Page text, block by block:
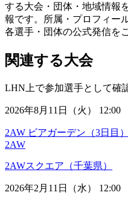
する大会・団体・地域情報
報です。所属・プロフィー
各選手・団体の公式発信を
関連する大会
LHN上で参加選手として確
2026年8月11日（火） 12:00
2AW ビアガーデン（3日目）
2AW
2AWスクエア（千葉県）
2026年2月11日（水） 12:00